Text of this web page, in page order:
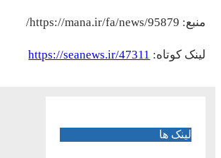
منبع: https://mana.ir/fa/news/95879/
لینک کوتاه: https://seanews.ir/47311
لینک ها